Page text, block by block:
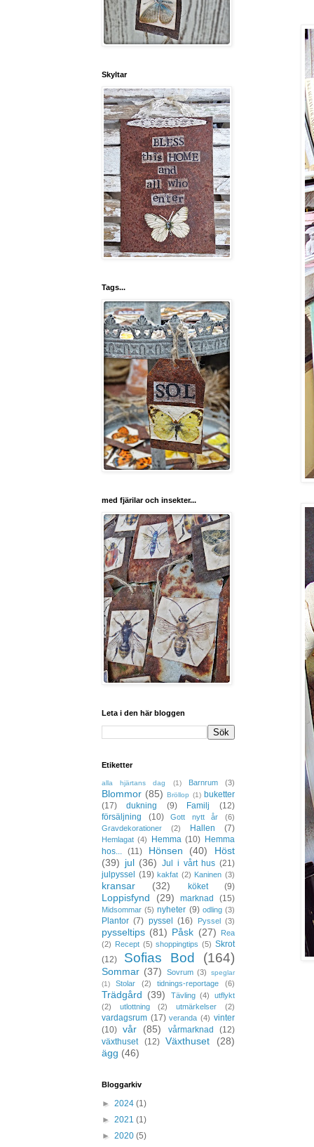
Skyltar
Tags...
med fjärilar och insekter...
Leta i den här bloggen
Etiketter
alla hjärtans dag (1) Barnrum (3)
Blommor (85) Bröllop (1) buketter
(17)
dukning (9) Familj
(12)
försäljning
(10) Gott nytt år
(6)
Gravdekorationer
(2) Hallen (7)
Hemlagat (4) Hemma (10) Hemma
hos...
(11) Hönsen (40)
Höst
(39) jul (36) Jul i vårt hus (21)
julpyssel
(19) kakfat (2) Kaninen (3)
kransar (32) köket (9)
Loppisfynd (29) marknad (15)
Midsommar (5) nyheter (9) odling (3)
Plantor (7) pyssel (16) Pyssel (3)
pysseltips (81) Påsk (27)
Rea
(2) Recept (5) shoppingtips (5) Skrot
(12)
Sofias Bod (164)
Sommar (37) Sovrum (3)
speglar
(1)
Stolar (2) tidnings-reportage (6)
Trädgård (39) Tävling (4)
utflykt
(2)
utlottning (2) utmärkelser (2)
vardagsrum (17) veranda (4) vinter
(10) vår (85) vårmarknad
(12)
växthuset
(12) Växthuset
(28)
ägg (46)
Bloggarkiv
► 2024 (1)
► 2021 (1)
► 2020 (5)